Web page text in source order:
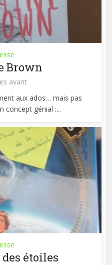
Brown
avant
aux ados… mais pas
concept génial :...
des étoiles